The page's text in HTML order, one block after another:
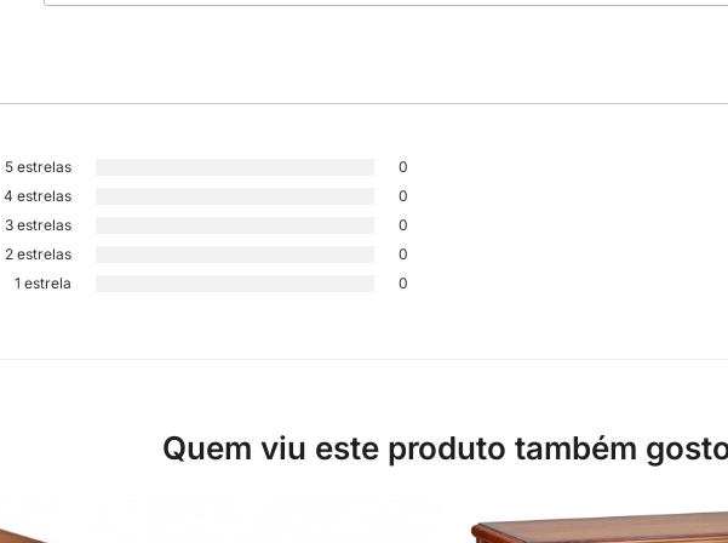
5 estrelas
0
4 estrelas
0
3 estrelas
0
2 estrelas
0
1 estrela
0
Quem viu este produto também